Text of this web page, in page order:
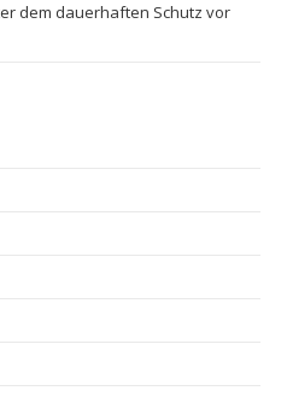
dem dauerhaften Schutz vor